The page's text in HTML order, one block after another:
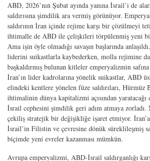
ABD, 2026’nın Şubat ayında yanına İsrail’i de
saldırısına şimdilik ara vermiş görünüyor.
saldırının İran içinde rejime karşı bir çözülmeyi
ihtimalle de ABD ile çelişkileri törpülenmiş yeni bir
Ama işin öyle olmadığı savaşın başlarında
liderini suikastlarla kaybederken, molla rejimine
başkaldırmış bulunan kitleler emperyalizmin
İran’ın lider kadrolarına yönelik suikastlar, ABD
elindeki kentlere yönelen füze saldırıları, Hürmüz
ihtimalinin dünya kapitalizmi açısından
İsrail cephesini şimdilik geri adım atmaya
çekiliş stratejik bir değişikliğe işaret etmiyor. İran’a
İsrail’in Filistin ve çevresine dönük süreklileşmiş
biçimde yeni evreler kazanması mümkün.
Avrupa emperyalizmi, ABD-İsrail saldırganlığı